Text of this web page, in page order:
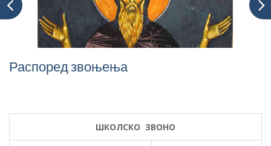
Распоред звоњења
ШКОЛСКО ЗВОНО